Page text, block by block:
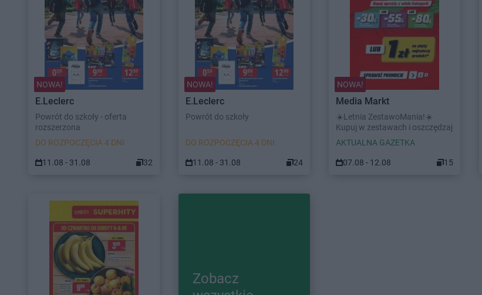
NOWA!
E.Leclerc
Powrót do szkoły - oferta
rozszerzona
DO ROZPOCZĘCIA 4 DNI
11.08 - 31.08 32
NOWA!
E.Leclerc
Powrót do szkoły
DO ROZPOCZĘCIA 4 DNI
11.08 - 31.08 24
NOWA!
Media Markt
☀️Letnia ZestawoMania!☀️
Kupuj w zestawach i oszczędzaj
AKTUALNA GAZETKA
07.08 - 12.08 15
Zobacz